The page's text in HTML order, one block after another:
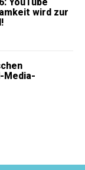
wird zur
Media-